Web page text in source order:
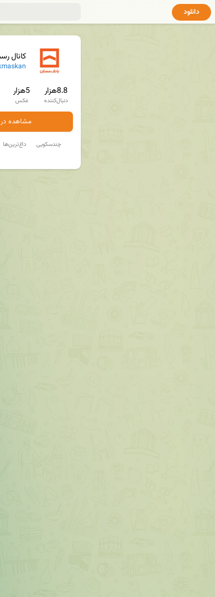
کانال
8.8هزار
دنبال‌کننده
5هزار
عکس
مشاهده در
داغ‌ترین‌ها چندسکویی
دانلود